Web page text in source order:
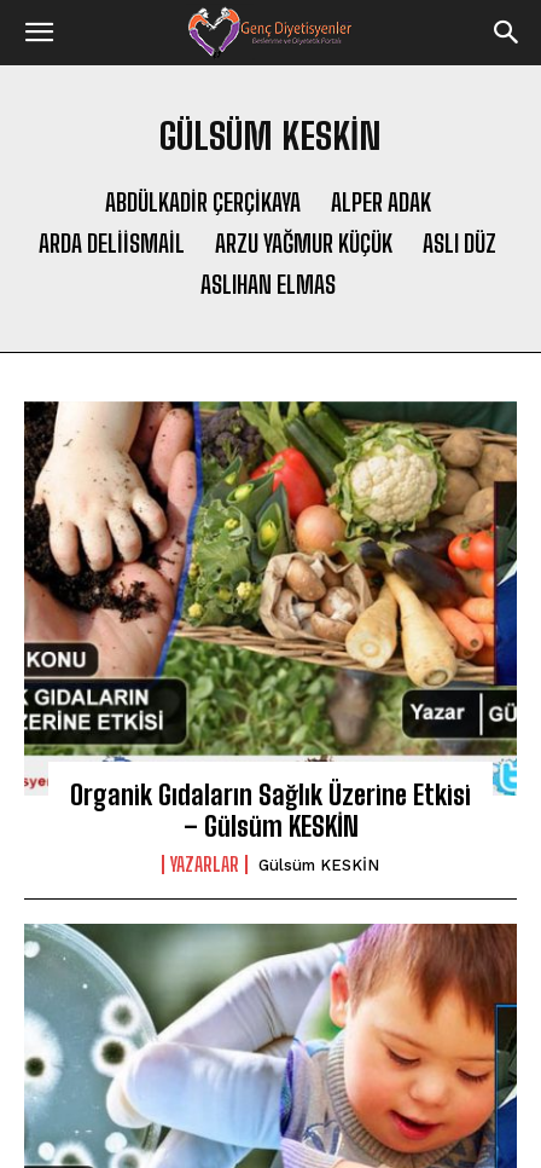
GÜLSÜM KESKİN
ABDÜLKADIR ÇERÇİKAYA
ALPER ADAK
ARDA DELIISMAIL
ARZU YAĞMUR KÜÇÜK
ASLI DÜZ
ASLIHAN ELMAS
Organik Gıdaların Sağlık Üzerine Etkisi
– Gülsüm KESKİN
YAZARLAR Gülsüm KESKİN